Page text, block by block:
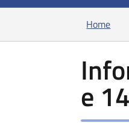
Home
e